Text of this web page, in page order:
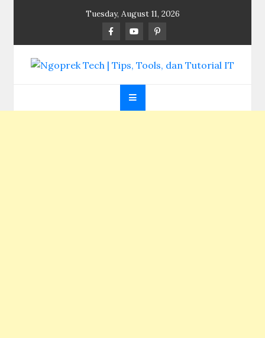
Tuesday, August 11, 2026
Ngoprek Tech | Tips,
Tools, dan Tutorial